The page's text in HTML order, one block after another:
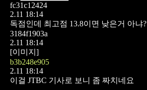
fc31c12424
2.11 18:14
독점인데 최고점 13.8이면 낮은거 아냐?
3184f1903a
2.11 18:14
[이미지]
b3b248e905
2.11 18:14
이걸 JTBC 기사로 보니 좀 짜치네요